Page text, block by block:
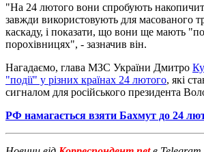
"На 24 лютого вони спробують
завжди використовують для масованого
каскаду, і показати, що вони ще мають
порохівницях", - зазначив він.
Нагадаємо, глава МЗС України Дмитро
"події" у різних країнах 24 лютого, які
сигналом для російського президента
РФ намагається взяти Бахмут до 24